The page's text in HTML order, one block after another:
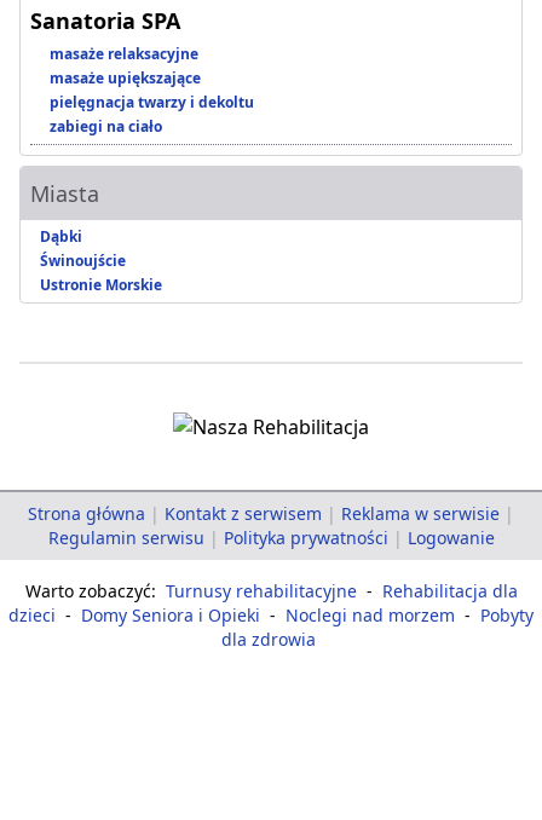
Sanatoria SPA
masaże relaksacyjne
masaże upiększające
pielęgnacja twarzy i dekoltu
zabiegi na ciało
Miasta
Dąbki
Świnoujście
Ustronie Morskie
Strona główna | Kontakt z serwisem | Reklama w serwisie |
Regulamin serwisu | Polityka prywatności | Logowanie
Warto zobaczyć: Turnusy rehabilitacyjne - Rehabilitacja dla
dzieci - Domy Seniora i Opieki - Noclegi nad morzem - Pobyty
dla zdrowia